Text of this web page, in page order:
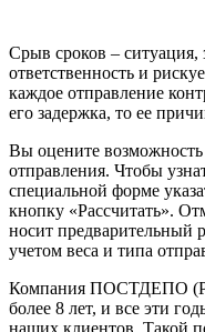
Срыв сроков –
ответственность и
каждое отправление
его задержка, то ее
Вы оцените возможность
отправления. Чтобы
специальной форме
кнопку «Рассчитать».
носит предварительный
учетом веса и типа
Компания ПОСТДЕПО
более 8 лет, и все эти
наших клиентов. Такой